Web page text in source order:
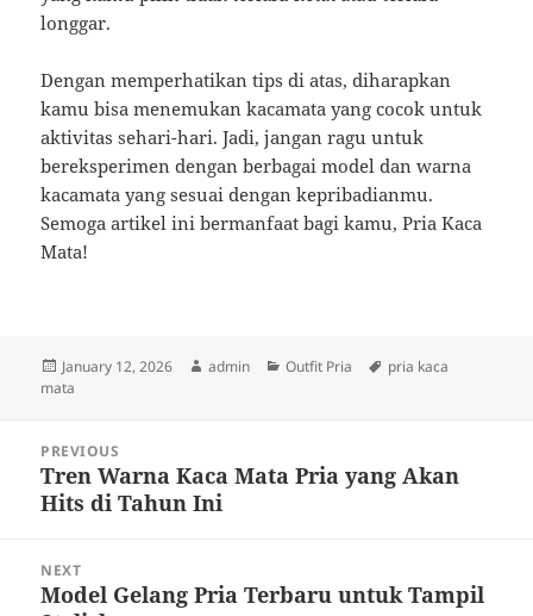
longgar.
Dengan memperhatikan tips di atas, diharapkan
kamu bisa menemukan kacamata yang cocok untuk
aktivitas sehari-hari. Jadi, jangan ragu untuk
bereksperimen dengan berbagai model dan warna
kacamata yang sesuai dengan kepribadianmu.
Semoga artikel ini bermanfaat bagi kamu, Pria Kaca
Mata!
Posted
on
January 12, 2026 Author
admin Categories
Outfit Pria Tags
pria kaca
mata
navigation
PREVIOUS
Previous
post:
Tren Warna Kaca Mata Pria yang Akan
Hits di Tahun Ini
NEXT
Next
Model Gelang Pria Terbaru untuk Tampil